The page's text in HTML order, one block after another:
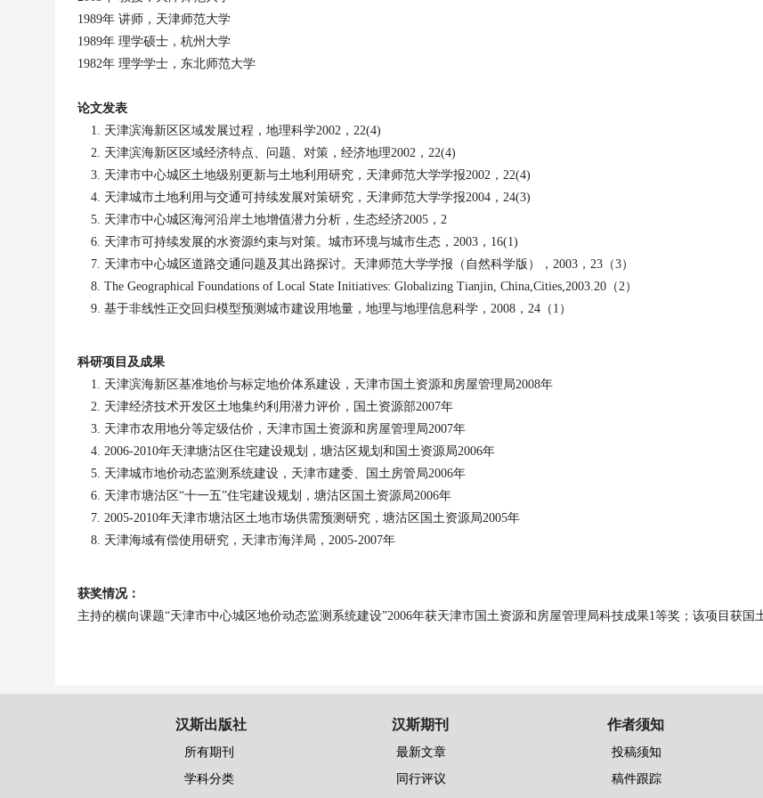
1989年 讲师，天津师范大学
1989年 理学硕士，杭州大学
1982年 理学学士，东北师范大学
论文发表
天津滨海新区区域发展过程，地理科学2002 ， 22(4)
天津滨海新区区域经济特点、问题、对策，经济地理2002 ， 22(4)
天津市中心城区土地级别更新与土地利用研究，天津师范大学学报2002 ， 22(4)
天津城市土地利用与交通可持续发展对策研究，天津师范大学学报2004 ， 24(3)
天津市中心城区海河沿岸土地增值潜力分析，生态经济2005 ， 2
天津市可持续发展的水资源约束与对策。城市环境与城市生态， 2003 ， 16(1)
天津市中心城区道路交通问题及其出路探讨。天津师范大学学报（自然科学版）， 2003 ， 23 （3）
The Geographical Foundations of Local State Initiatives: Globalizing Tianjin, China,Cities,2003.20 （2）
基于非线性正交回归模型预测城市建设用地量，地理与地理信息科学， 2008 ， 24 （ 1 ）
科研项目及成果
天津滨海新区基准地价与标定地价体系建设，天津市国土资源和房屋管理局2008年
天津经济技术开发区土地集约利用潜力评价，国土资源部2007年
天津市农用地分等定级估价，天津市国土资源和房屋管理局2007年
2006-2010年天津塘沽区住宅建设规划，塘沽区规划和国土资源局2006年
天津城市地价动态监测系统建设，天津市建委、国土房管局2006年
天津市塘沽区“十一五”住宅建设规划，塘沽区国土资源局2006年
2005-2010年天津市塘沽区土地市场供需预测研究，塘沽区国土资源局2005年
天津海域有偿使用研究，天津市海洋局， 2005-2007年
获奖情况：
主持的横向课题“天津市中心城区地价动态监测系统建设”2006年获天津市国土资源和房屋管理局科技成果1等奖；该项目获国
汉斯出版社
所有期刊
学科分类
汉斯期刊
最新文章
同行评议
作者须知
投稿须知
稿件跟踪